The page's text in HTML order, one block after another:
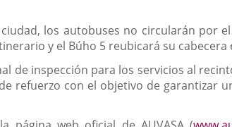
los autobuses no circularán por
y el Búho 5 reubicará su cabecera
de inspección para los servicios al
refuerzo con el objetivo de garantizar